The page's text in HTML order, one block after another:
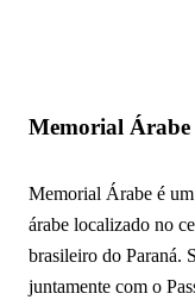
Memorial Árabe
Memorial Árabe é
árabe localizado no
brasileiro do Paraná.
juntamente com o